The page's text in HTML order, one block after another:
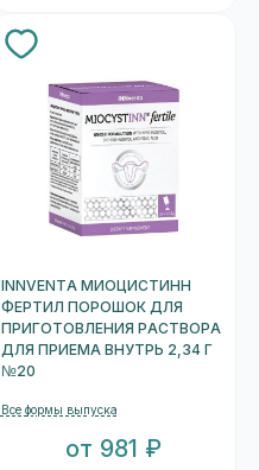
INNVENTA МИОЦИСТИНН
ФЕРТИЛ ПОРОШОК ДЛЯ
ПРИГОТОВЛЕНИЯ РАСТВОРА
ДЛЯ ПРИЕМА ВНУТРЬ 2,34 Г
№20
Все формы выпуска
от 981 ₽